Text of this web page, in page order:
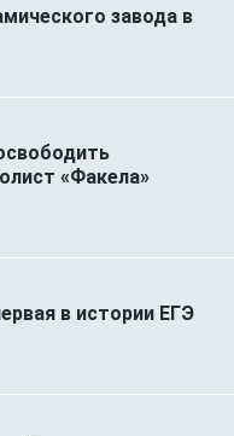
завода в
«Факела»
в истории ЕГЭ